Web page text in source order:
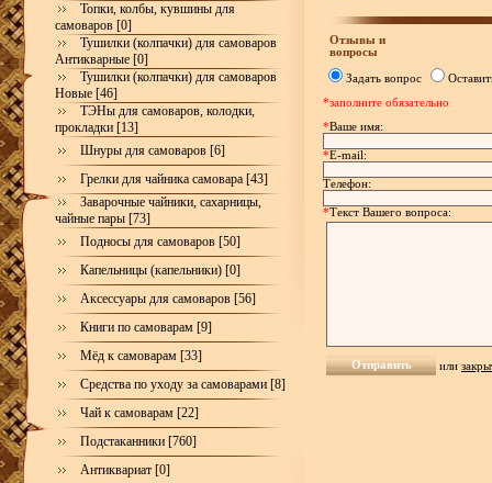
Топки, колбы, кувшины для
самоваров [0]
Тушилки (колпачки) для самоваров
Антикварные [0]
Тушилки (колпачки) для самоваров
Новые [46]
ТЭНы для самоваров, колодки,
прокладки [13]
Шнуры для самоваров [6]
Грелки для чайника самовара [43]
Заварочные чайники, сахарницы,
чайные пары [73]
Подносы для самоваров [50]
Капельницы (капельники) [0]
Аксессуары для самоваров [56]
Книги по самоварам [9]
Мёд к самоварам [33]
Средства по уходу за самоварами [8]
Чай к самоварам [22]
Подстаканники [760]
Антиквариат [0]
Отзывы и
вопросы
Задать вопрос
*заполните обязательно
*Ваше имя:
*E-mail:
Телефон:
*Текст Вашего вопроса:
или